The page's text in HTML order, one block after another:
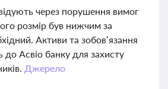
через порушення вимог
розмір був нижчим за
Активи та зобов’язання
до Асвіо банку для захисту
Джерело